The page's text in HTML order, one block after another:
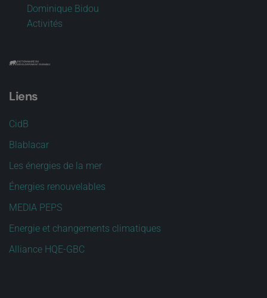
Dominique Bidou
Activités
Liens
CidB
Blablacar
Les énergies de la mer
Énergies renouvelables
MEDIA PEPS
Energie et changements climatiques
Alliance HQE-GBC